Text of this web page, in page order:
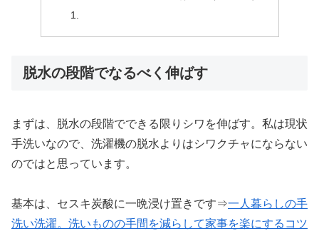
脱水の段階でなるべく伸ばす
まずは、脱水の段階でできる限りシワを伸ばす。私は現状
手洗いなので、洗濯機の脱水よりはシワクチャにならない
のではと思っています。
基本は、セスキ炭酸に一晩浸け置きです⇒一人暮らしの手
洗い洗濯。洗いものの手間を減らして家事を楽にするコツ